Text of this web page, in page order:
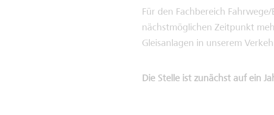
Für den Fachbereich
nächstmöglichen Zeitpunkt
Gleisanlagen in unserem
Die Stelle ist zunächst auf ein